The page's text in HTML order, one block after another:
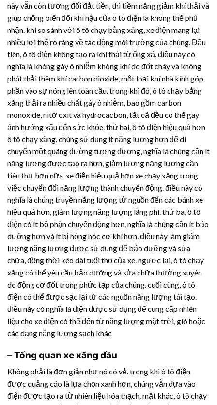
này vẫn còn tương đối đắt tiền, thì tiềm năng giảm khí thải và
giúp chống biến đổi khí hậu của ô tô điện là không thể phủ
nhận. khi so sánh với ô tô chạy bằng xăng, xe điện mang lại
nhiều lợi thế rõ ràng về tác động môi trường của chúng. Đầu
tiên, ô tô điện không tạo ra khí thải từ ống xả. điều này có
nghĩa là không gây ô nhiễm không khí do đốt cháy và không
phát thải thêm khí carbon dioxide, một loại khí nhà kính góp
phần vào sự nóng lên toàn cầu. trong khi đó, ô tô chạy bằng
xăng thải ra nhiều chất gây ô nhiễm, bao gồm carbon
monoxide, nitơ oxit và hydrocacbon, tất cả đều có thể gây
ảnh hưởng xấu đến sức khỏe. thứ hai, ô tô điện hiệu quả hơn
ô tô chạy xăng. chúng sử dụng ít năng lượng hơn để di
chuyển một quãng đường tương đương, nghĩa là chúng cần ít
năng lượng được tạo ra hơn, giảm lượng năng lượng cần
tiêu thụ. hơn nữa, xe điện hiệu quả hơn xe chạy xăng trong
việc chuyển đổi năng lượng thành chuyển động. điều này có
nghĩa là chúng truyền năng lượng từ nguồn đến các bánh xe
hiệu quả hơn, giảm lượng năng lượng lãng phí. thứ ba, ô tô
điện có ít bộ phận chuyển động hơn, nghĩa là chúng cần ít bảo
dưỡng hơn và ít bị hỏng hóc cơ khí hơn. điều này làm giảm
lượng năng lượng được sử dụng để bảo dưỡng và sửa
chữa, đồng thời kéo dài tuổi thọ của xe. ngược lại, ô tô chạy
xăng có thể yêu cầu bảo dưỡng và sửa chữa thường xuyên
do động cơ đốt trong phức tạp của chúng. cuối cùng, ô tô
điện có thể được sạc lại từ các nguồn năng lượng tái tạo.
điều này có nghĩa là điện được sử dụng để cung cấp nhiên
liệu cho xe điện có thể đến từ năng lượng mặt trời, gió hoặc
các dạng năng lượng sạch khác
– Tổng quan xe xăng dầu
Không phải là đơn giản như nó có vẻ. trong khi ô tô điện
được quảng cáo là lựa chọn xanh hơn, chúng vẫn dựa vào
điện được tạo ra từ nhiên liệu hóa thạch. mặt khác, ô tô chạy